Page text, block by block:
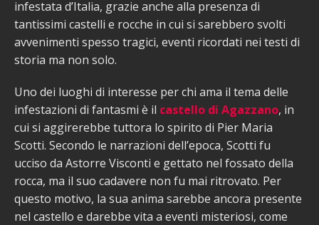
infestata d’Italia, grazie anche alla presenza di
tantissimi castelli e rocche in cui si sarebbero svolti
avvenimenti spesso tragici, eventi ricordati nei testi di
storia ma non solo.
Uno dei luoghi di interesse per chi ama il tema delle
infestazioni di fantasmi è il castello di Agazzano, in
cui si aggirerebbe tuttora lo spirito di Pier Maria
Scotti. Secondo le narrazioni dell’epoca, Scotti fu
ucciso da Astorre Visconti e gettato nel fossato della
rocca, ma il suo cadavere non fu mai ritrovato. Per
questo motivo, la sua anima sarebbe ancora presente
nel castello e darebbe vita a eventi misteriosi, come